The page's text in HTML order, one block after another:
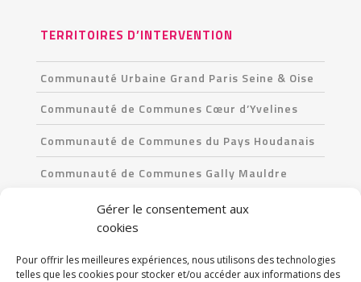
Gérer le consentement aux
cookies
Pour offrir les meilleures expériences, nous utilisons des technologies
telles que les cookies pour stocker et/ou accéder aux informations des
TERRITOIRES D’INTERVENTION
Communauté Urbaine Grand Paris Seine & Oise
Communauté de Communes Cœur d’Yvelines
Communauté de Communes du Pays Houdanais
Communauté de Communes Gally Mauldre
Communauté de Communes Les Portes de l’Île-
CONTACT